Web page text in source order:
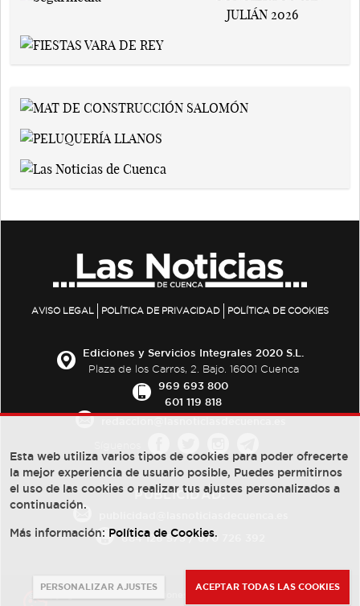
AVISO LEGAL POLÍTICA DE PRIVACIDAD POLÍTICA DE COOKIES
Ediciones y Servicios Integrales 2020 S.L.
Plaza de los Carros, 2. Bajo. 16001 Cuenca
969 693 800
601 119 818
PUBLICIDAD:
684 126 573/670 726 392
Esta web utiliza varios tipos de cookies para poder ofrecerte
la mejor experiencia de usuario posible, Puedes permitirnos
el uso de las cookies o realizar tus ajustes personalizados a
continuación.
Más información: Política de Cookies.
PERSONALIZAR AJUSTES ACEPTAR TODAS LAS COOKIES